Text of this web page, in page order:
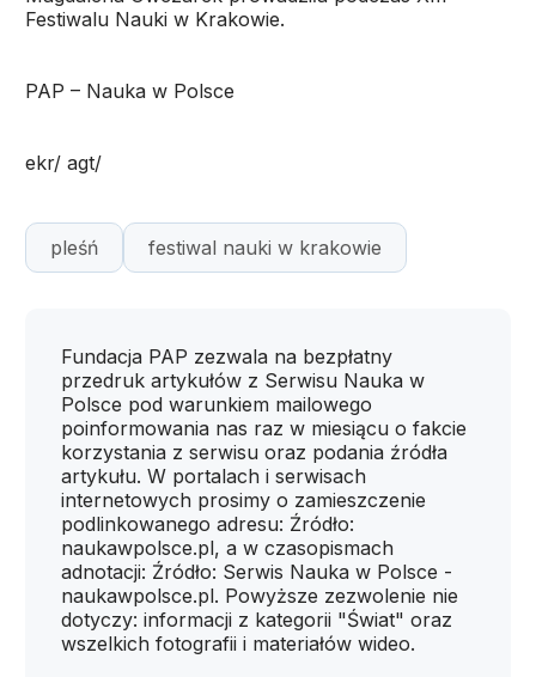
Festiwalu Nauki w Krakowie.
PAP – Nauka w Polsce
ekr/ agt/
pleśń festiwal nauki w krakowie
Fundacja PAP zezwala na bezpłatny
przedruk artykułów z Serwisu Nauka w
Polsce pod warunkiem mailowego
poinformowania nas raz w miesiącu o fakcie
korzystania z serwisu oraz podania źródła
artykułu. W portalach i serwisach
internetowych prosimy o zamieszczenie
podlinkowanego adresu: Źródło:
naukawpolsce.pl, a w czasopismach
adnotacji: Źródło: Serwis Nauka w Polsce -
naukawpolsce.pl. Powyższe zezwolenie nie
dotyczy: informacji z kategorii "Świat" oraz
wszelkich fotografii i materiałów wideo.